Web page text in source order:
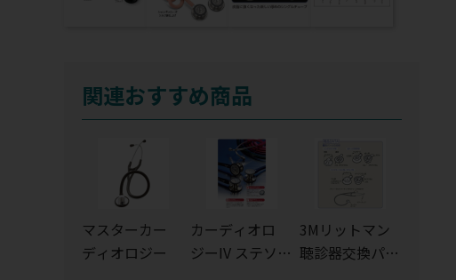
関連おすすめ商品
マスターカー
ディオロジー
カーディオロ
ジーIV ステソス
3Mリットマン
聴診器交換パー